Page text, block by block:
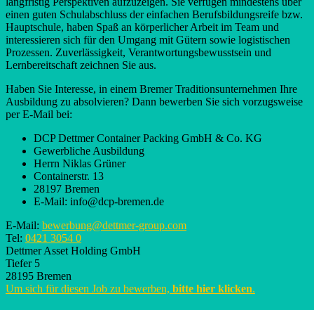
einen guten Schulabschluss der einfachen Berufsbildungsreife bzw.
Hauptschule, haben Spaß an körperlicher Arbeit im Team und
interessieren sich für den Umgang mit Gütern sowie logistischen
Prozessen. Zuverlässigkeit, Verantwortungsbewusstsein und
Lernbereitschaft zeichnen Sie aus.
Haben Sie Interesse, in einem Bremer Traditionsunternehmen Ihre
Ausbildung zu absolvieren? Dann bewerben Sie sich vorzugsweise
per E-Mail bei:
DCP Dettmer Container Packing GmbH & Co. KG
Gewerbliche Ausbildung
Herrn Niklas Grüner
Containerstr. 13
28197 Bremen
E-Mail: info@dcp-bremen.de
E-Mail: bewerbung@dettmer-group.com
Tel: 0421 3054 0
Dettmer Asset Holding GmbH
Tiefer 5
28195 Bremen
Um sich für diesen Job zu bewerben, bitte hier klicken.